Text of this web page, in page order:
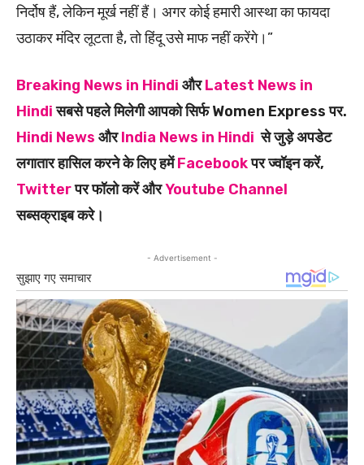
निर्दोष हैं, लेकिन मूर्ख नहीं हैं। अगर कोई हमारी आस्था का फायदा
उठाकर मंदिर लूटता है, तो हिंदू उसे माफ नहीं करेंगे।”
Breaking News in Hindi औरLatest News in
Hindiसबसे पहले मिलेगी आपको सिर्फ Women Express पर.
Hindi News औरIndia News in Hindi से जुड़े अपडेट
लगातार हासिल करने के लिए हमेंFacebookपर ज्वॉइन करें,
Twitterपर फॉलो करें औरYoutube Channel
सब्सक्राइब करे।
- Advertisement -